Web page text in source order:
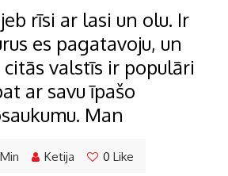
rīsi ar lasi un olu. Ir
es pagatavoju, un
valstīs ir populāri
ar savu īpašo
Man
Ketija 0 Like